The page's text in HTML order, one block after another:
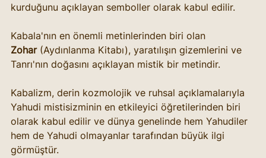
kurduğunu açıklayan semboller olarak kabul edilir.
Kabala'nın en önemli metinlerinden biri olan
Zohar (Aydınlanma Kitabı), yaratılışın gizemlerini ve
Tanrı'nın doğasını açıklayan mistik bir metindir.
Kabalizm, derin kozmolojik ve ruhsal açıklamalarıyla
Yahudi mistisizminin en etkileyici öğretilerinden biri
olarak kabul edilir ve dünya genelinde hem Yahudiler
hem de Yahudi olmayanlar tarafından büyük ilgi
görmüştür.